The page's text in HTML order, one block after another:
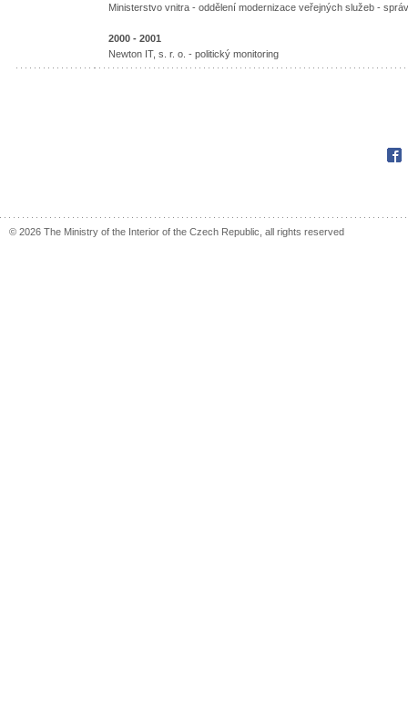
Ministerstvo vnitra - oddělení modernizace veřejných služeb -
2000 - 2001
Newton IT, s. r. o. - politický monitoring
© 2026 The Ministry of the Interior of the Czech Republic, all rights reserved